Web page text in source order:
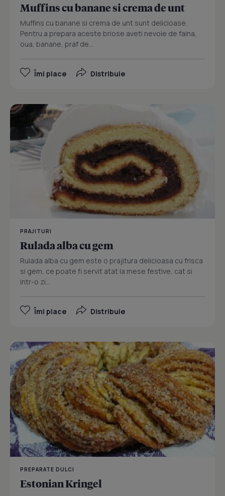
Muffins cu banane si crema de unt
Muffins cu banane si crema de unt sunt delicioase.
Pentru a prepara aceste briose aveti nevoie de faina,
oua, banane, praf de...
Îmi place Distribuie
PRAJITURI
Rulada alba cu gem
Rulada alba cu gem este o prajitura delicioasa cu frisca
si gem, ce poate fi servit atat la mese festive, cat si
intr-o zi...
Îmi place Distribuie
PREPARATE DULCI
Estonian Kringel